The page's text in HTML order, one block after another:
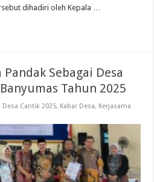
dihadiri oleh Kepala …
Sebagai Desa
Tahun 2025
Desa Cantik 2025, Kabar Desa, Kerjasama